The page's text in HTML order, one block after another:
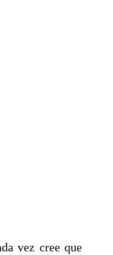
vez cree que